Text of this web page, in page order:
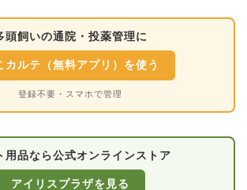
頭飼いの通院・投薬管理に
カルテ（無料アプリ）を使う
登録不要・スマホで管理
用品なら公式オンラインストア
アイリスプラザを見る